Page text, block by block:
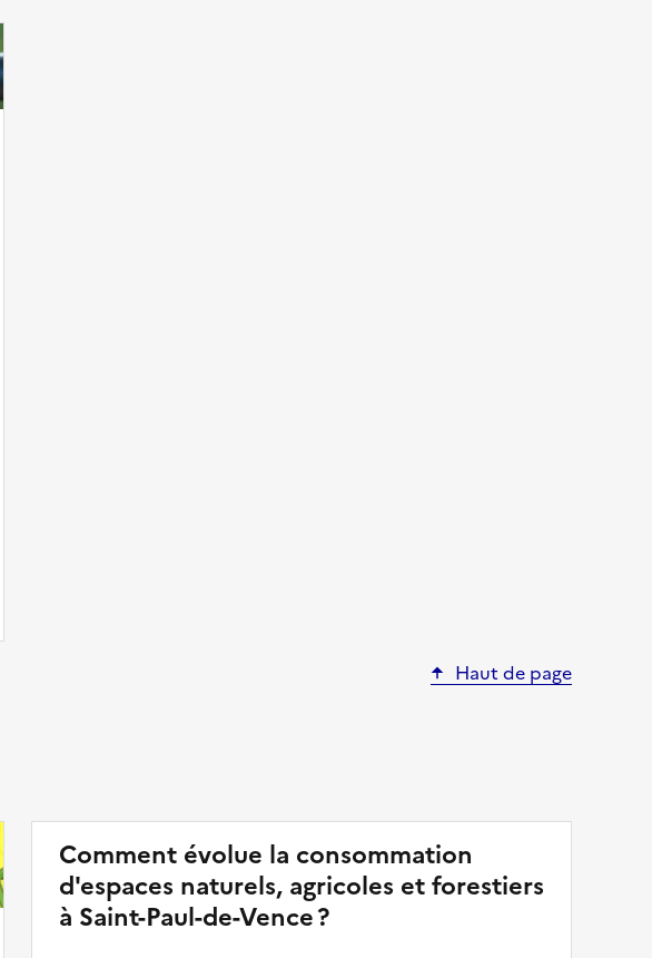
Haut de page
Comment évolue la consommation
d'espaces naturels, agricoles et forestiers
à Saint-Paul-de-Vence ?